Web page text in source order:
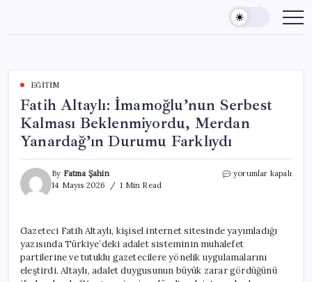
content
EĞITIM
Fatih Altaylı: İmamoğlu’nun Serbest
Kalması Beklenmiyordu, Merdan
Yanardağ’ın Durumu Farklıydı
By Fatma Şahin
14 Mayıs 2026
1 Min Read
Fatih
Beklenmiyordu,
Merdan
Yanardağ’ın
Durumu
Farklıydı
yorumlar kapalı
Gazeteci Fatih Altaylı, kişisel internet sitesinde yayımladığı
yazısında Türkiye’deki adalet sisteminin muhalefet
partilerine ve tutuklu gazetecilere yönelik uygulamalarını
eleştirdi. Altaylı, adalet duygusunun büyük zarar gördüğünü